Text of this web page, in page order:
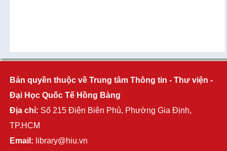
Bản quyền thuộc về Trung tâm Thông tin - Thư viện -
Đại Học Quốc Tế Hồng Bàng
Địa chỉ: Số 215 Điện Biên Phủ, Phường Gia Định,
TP.HCM
Email: library@hiu.vn